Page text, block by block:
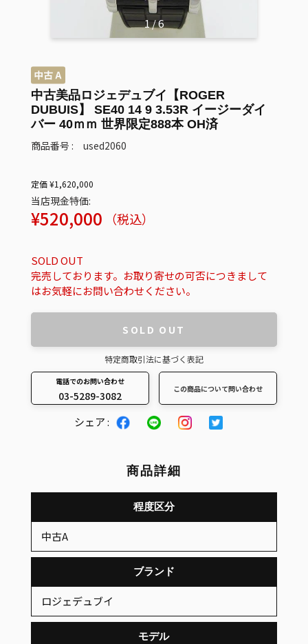
1/6
中古美品ロジェデュブイ【ROGER
DUBUIS】 SE40 14 9 3.53R イージーダイ
バー 40ｍｍ 世界限定888本 OH済
商品番号 : used2060
定価 ¥1,620,000
当店現金特価:
販
格
¥520,000 （税込）
SOLD OUT
完売しております。お取り寄せの可否につきまして
はお気軽にお問い合わせください。
SOLD OUT
特定商取引法に基づく表記
電話でのお問い合わせ
03-5289-3082
この商品について問い合わせ
を
加
る
シェア :
商品詳細
程度区分
中古A
ブランド
ロジェデュブイ
モデル